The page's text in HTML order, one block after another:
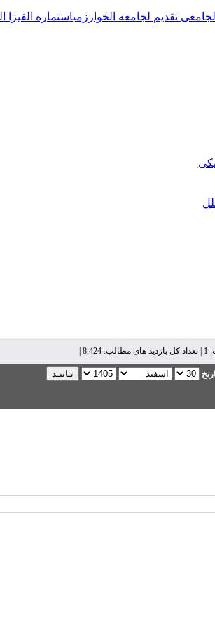
تقدیم لجامعه الخوارزمیاستماره الفیزا
|